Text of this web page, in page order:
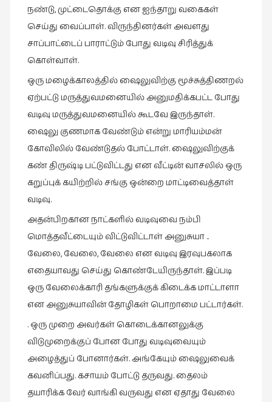
நண்டு, முட்டைதொக்கு என ஐந்தாறு வகைகள்
செய்து வைப்பாள். விருந்தினர்கள் அவளது
சாப்பாட்டைப் பாராட்டும் போது வடிவு சிரித்துக்
கொள்வாள்.
ஒரு மழைக்காலத்தில் ஷைலுவிற்கு மூச்சுத்திணறல்
ஏற்பட்டு மருத்துவமனையில் அனுமதிக்கபட்ட போது
வடிவு மருத்துவமனையில் கூடவே இருந்தாள்.
ஷைலு குணமாக வேண்டும் என்று மாரியம்மன்
கோவிலில் வேண்டுதல் போட்டாள். ஷைலுவிற்குக்
கண் திருஷ்டி பட்டுவிட்டது என வீட்டின் வாசலில் ஒரு
கறுப்புக் கயிற்றில் சங்கு ஒன்றை மாட்டிவைத்தாள்
வடிவு.
அதன்பிறகான நாட்களில் வடிவுவை நம்பி
மொத்தவீட்டையும் விட்டுவிட்டாள் அனுசுயா ..
வேலை, வேலை, வேலை என வடிவு இரவுபகலாக
எதையாவது செய்து கொண்டேயிருந்தாள். இப்படி
ஒரு வேலைக்காரி தங்களுக்குக் கிடைக்க மாட்டாளா
என அனுசுயாவின் தோழிகள் பொறாமை பட்டார்கள்.
. ஒரு முறை அவர்கள் கொடைக்கானலுக்கு
விடுமுறைக்குப் போன போது வடிவுவையும்
அழைத்துப் போனார்கள். அங்கேயும் ஷைலுவைக்
கவனிப்பது. கசாயம் போட்டு தருவது. தைலம்
தயாரிக்க வேர் வாங்கி வருவது என ஏதாது வேலை